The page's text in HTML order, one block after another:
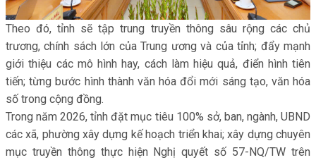
Theo đó, tỉnh sẽ tập trung truyền thông sâu rộng các chủ
trương, chính sách lớn của Trung ương và của tỉnh; đẩy mạnh
giới thiệu các mô hình hay, cách làm hiệu quả, điển hình tiên
tiến; từng bước hình thành văn hóa đổi mới sáng tạo, văn hóa
số trong cộng đồng.
Trong năm 2026, tỉnh đặt mục tiêu 100% sở, ban, ngành, UBND
các xã, phường xây dựng kế hoạch triển khai; xây dựng chuyên
mục truyền thông thực hiện Nghị quyết số 57-NQ/TW trên